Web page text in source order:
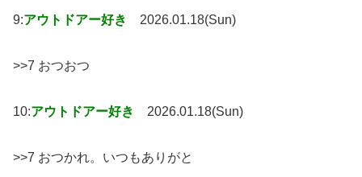
9:アウトドアー好き 2026.01.18(Sun)
>>7 おつおつ
10:アウトドアー好き 2026.01.18(Sun)
>>7 おつかれ。いつもありがと